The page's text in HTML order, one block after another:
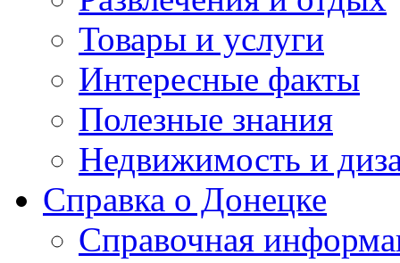
Товары и услуги
Интересные факты
Полезные знания
Недвижимость и
Справка о Донецке
Справочная